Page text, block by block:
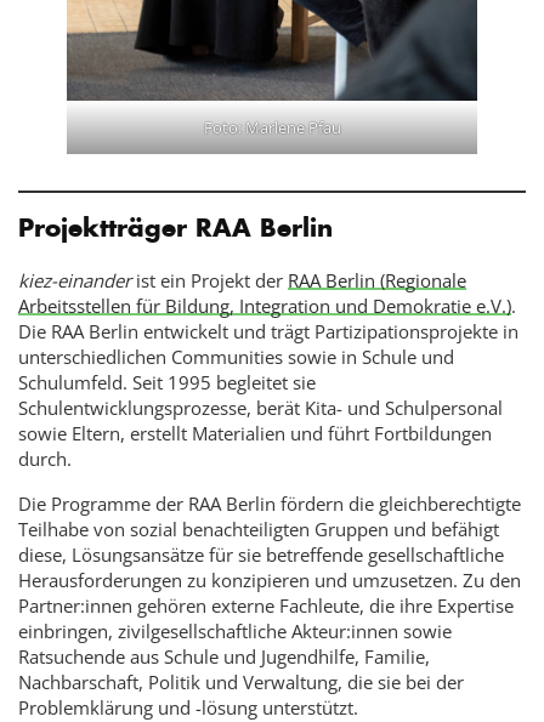
Foto: Marlene Pfau
Projektträger RAA Berlin
kiez-einanderist ein Projekt der RAA Berlin (Regionale
Arbeitsstellen für Bildung, Integration und Demokratie e.V.).
Die RAA Berlin entwickelt und trägt Partizipationsprojekte in
unterschiedlichen Communities sowie in Schule und
Schulumfeld. Seit 1995 begleitet sie
Schulentwicklungsprozesse, berät Kita- und Schulpersonal
sowie Eltern, erstellt Materialien und führt Fortbildungen
durch.
Die Programme der RAA Berlin fördern die gleichberechtigte
Teilhabe von sozial benachteiligten Gruppen und befähigt
diese, Lösungsansätze für sie betreffende gesellschaftliche
Herausforderungen zu konzipieren und umzusetzen. Zu den
Partner:innen gehören externe Fachleute, die ihre Expertise
einbringen, zivilgesellschaftliche Akteur:innen sowie
Ratsuchende aus Schule und Jugendhilfe, Familie,
Nachbarschaft, Politik und Verwaltung, die sie bei der
Problemklärung und -lösung unterstützt.